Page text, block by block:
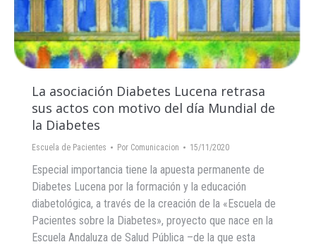
La asociación Diabetes Lucena retrasa
sus actos con motivo del día Mundial de
la Diabetes
Escuela de Pacientes Por Comunicacion 15/11/2020
Especial importancia tiene la apuesta permanente de
Diabetes Lucena por la formación y la educación
diabetológica, a través de la creación de la «Escuela de
Pacientes sobre la Diabetes», proyecto que nace en la
Escuela Andaluza de Salud Pública –de la que esta